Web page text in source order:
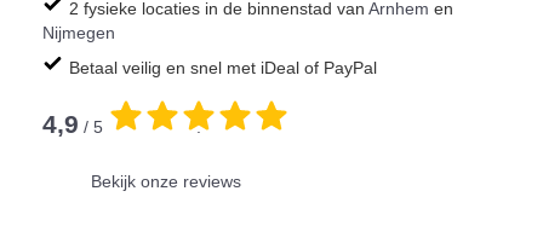
2 fysieke locaties in de binnenstad van Arnhem en
Nijmegen
Betaal veilig en snel met iDeal of PayPal
4,9 / 5 .
Bekijk onze reviews